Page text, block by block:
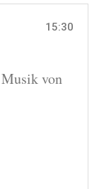
15:30
von